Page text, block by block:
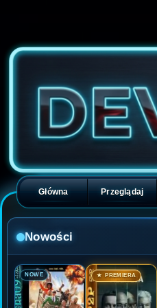
Główna Przeglądaj
Nowości
🎬NOWE 🎬★ PREMIERA